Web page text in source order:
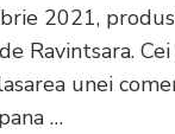
2021,
Ravintsara.
unei
…